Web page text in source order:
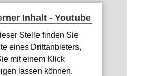
Inhalt - Youtube
Stelle finden Sie
eines Drittanbieters,
mit einem Klick
lassen können.